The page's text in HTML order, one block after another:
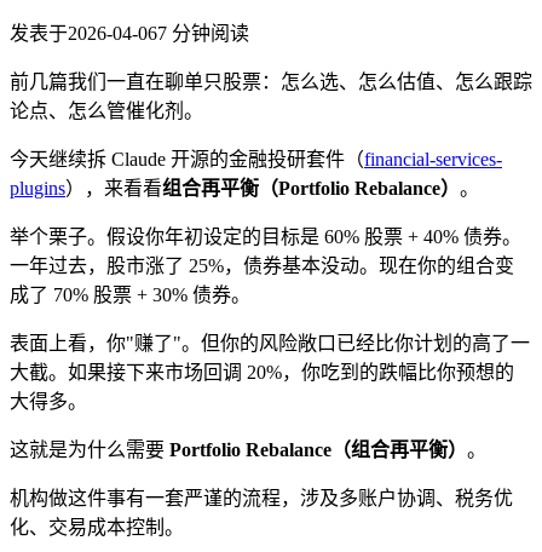
发表于2026-04-067 分钟阅读
前几篇我们一直在聊单只股票：怎么选、怎么估值、怎么跟踪
论点、怎么管催化剂。
今天继续拆 Claude 开源的金融投研套件（financial-services-
plugins），来看看组合再平衡（Portfolio Rebalance） 。
举个栗子。假设你年初设定的目标是 60% 股票 + 40% 债券。
一年过去，股市涨了 25%，债券基本没动。现在你的组合变
成了 70% 股票 + 30% 债券。
表面上看，你"赚了"。但你的风险敞口已经比你计划的高了一
大截。如果接下来市场回调 20%，你吃到的跌幅比你预想的
大得多。
这就是为什么需要 Portfolio Rebalance（组合再平衡） 。
机构做这件事有一套严谨的流程，涉及多账户协调、税务优
化、交易成本控制。